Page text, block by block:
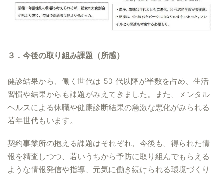
３．今後の取り組み課題（所感）
健診結果から、働く世代は 50 代以降が半数を占め、生活
習慣や結果からも課題がみえてきました。また、メンタル
ヘルスによる休職や健康診断結果の急激な悪化がみられる
若年世代もいます。
契約事業所の抱える課題はそれぞれ。今後も、得られた情
報を精査しつつ、若いうちから予防に取り組んでもらえる
ような情報発信や指導、元気に働き続けられる環境づくり